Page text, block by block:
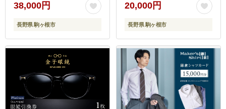
38,000円
長野県 駒ヶ根市
20,000円
長野県 駒ヶ根市